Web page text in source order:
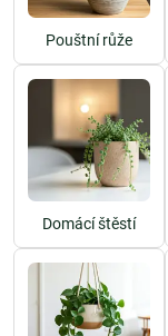
Pouštní růže
Domácí štěstí